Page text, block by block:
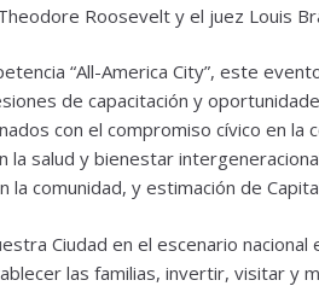
Roosevelt y el juez Louis
“All-America City”, este
de capacitación y
con el compromiso cívico en la
salud y bienestar
comunidad, y estimación de
Ciudad en el escenario nacional
las familias, invertir, visitar y